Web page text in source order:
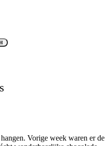
Vorige week waren er de